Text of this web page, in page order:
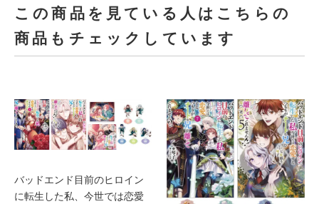
この商品を見ている人はこちらの
商品もチェックしています
バッドエンド目前のヒロイン
に転生した私、今世では恋愛